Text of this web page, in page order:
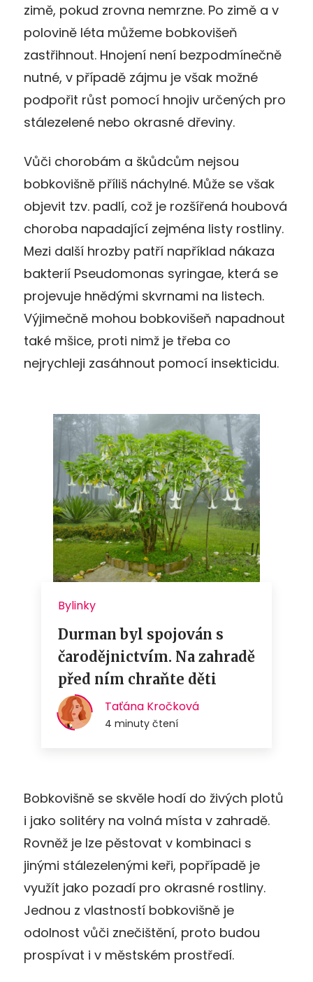
zimě, pokud zrovna nemrzne. Po zimě a v
polovině léta můžeme bobkovišeň
zastřihnout. Hnojení není bezpodmínečně
nutné, v případě zájmu je však možné
podpořit růst pomocí hnojiv určených pro
stálezelené nebo okrasné dřeviny.
Vůči chorobám a škůdcům nejsou
bobkovišně příliš náchylné. Může se však
objevit tzv. padlí, což je rozšířená houbová
choroba napadající zejména listy rostliny.
Mezi další hrozby patří například nákaza
bakterií Pseudomonas syringae, která se
projevuje hnědými skvrnami na listech.
Výjimečně mohou bobkovišeň napadnout
také mšice, proti nimž je třeba co
nejrychleji zasáhnout pomocí insekticidu.
Bobkovišně se skvěle hodí do živých plotů
i jako solitéry na volná místa v zahradě.
Rovněž je lze pěstovat v kombinaci s
jinými stálezelenými keři, popřípadě je
využít jako pozadí pro okrasné rostliny.
Jednou z vlastností bobkovišně je
odolnost vůči znečištění, proto budou
prospívat i v městském prostředí.